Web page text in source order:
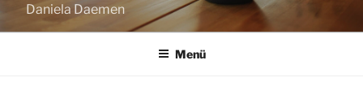
Daniela Daemen
Menü